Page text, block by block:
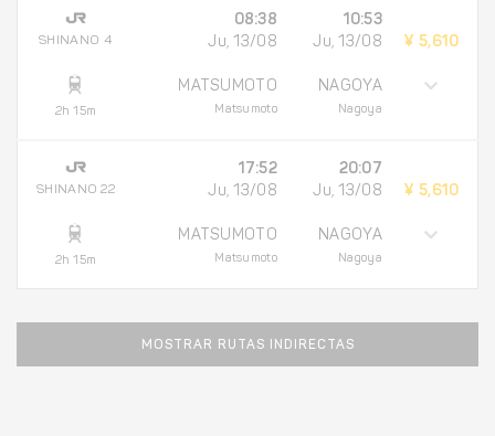
SHINANO 4
2h 15m
08:38
Ju, 13/08
MATSUMOTO
Matsumoto
10:53
Ju, 13/08
NAGOYA
Nagoya
¥ 5,610
SHINANO 22
2h 15m
17:52
Ju, 13/08
MATSUMOTO
Matsumoto
20:07
Ju, 13/08
NAGOYA
Nagoya
¥ 5,610
MOSTRAR RUTAS INDIRECTAS